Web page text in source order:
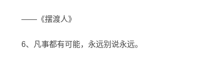
——《摆渡人》
6、凡事都有可能，永远别说永远。